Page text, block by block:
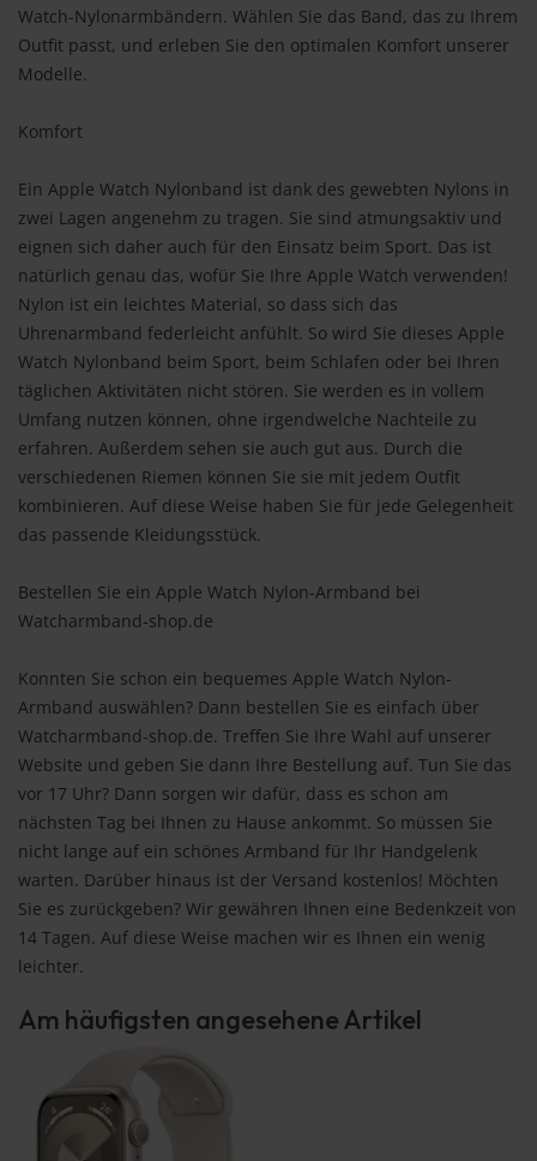
Watch-Nylonarmbändern. Wählen Sie das Band, das zu Ihrem
Outfit passt, und erleben Sie den optimalen Komfort unserer
Modelle.
Komfort
Ein Apple Watch Nylonband ist dank des gewebten Nylons in
zwei Lagen angenehm zu tragen. Sie sind atmungsaktiv und
eignen sich daher auch für den Einsatz beim Sport. Das ist
natürlich genau das, wofür Sie Ihre Apple Watch verwenden!
Nylon ist ein leichtes Material, so dass sich das
Uhrenarmband federleicht anfühlt. So wird Sie dieses Apple
Watch Nylonband beim Sport, beim Schlafen oder bei Ihren
täglichen Aktivitäten nicht stören. Sie werden es in vollem
Umfang nutzen können, ohne irgendwelche Nachteile zu
erfahren. Außerdem sehen sie auch gut aus. Durch die
verschiedenen Riemen können Sie sie mit jedem Outfit
kombinieren. Auf diese Weise haben Sie für jede Gelegenheit
das passende Kleidungsstück.
Bestellen Sie ein Apple Watch Nylon-Armband bei
Watcharmband-shop.de
Konnten Sie schon ein bequemes Apple Watch Nylon-
Armband auswählen? Dann bestellen Sie es einfach über
Watcharmband-shop.de. Treffen Sie Ihre Wahl auf unserer
Website und geben Sie dann Ihre Bestellung auf. Tun Sie das
vor 17 Uhr? Dann sorgen wir dafür, dass es schon am
nächsten Tag bei Ihnen zu Hause ankommt. So müssen Sie
nicht lange auf ein schönes Armband für Ihr Handgelenk
warten. Darüber hinaus ist der Versand kostenlos! Möchten
Sie es zurückgeben? Wir gewähren Ihnen eine Bedenkzeit von
14 Tagen. Auf diese Weise machen wir es Ihnen ein wenig
leichter.
Am häufigsten angesehene Artikel